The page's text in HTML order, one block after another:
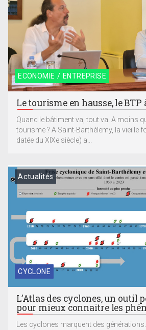
ECONOMIE / ENTREPRISE
Le tourisme en hausse, le BTP
Quand le bâtiment va, tout va. A moins
tourisme ? A Saint-Barthélemy, la vieille
datée du XIXe siècle) a...
CYCLONE
Actualités
L’Atlas des cyclones, un outil
pour mieux connaitre les
Les cyclones marquent des